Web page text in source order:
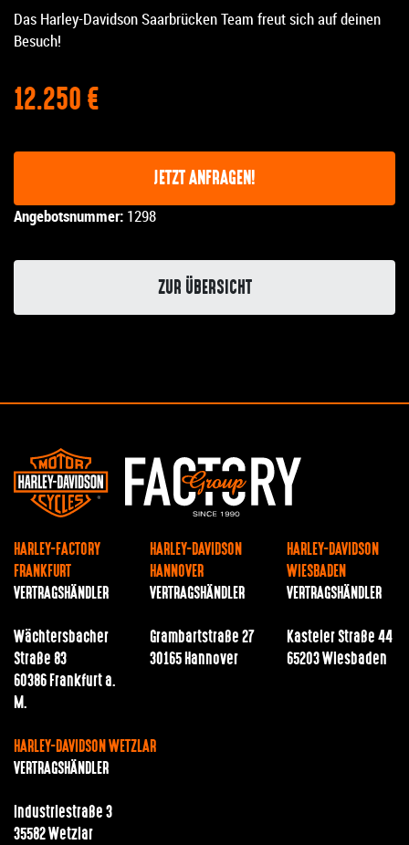
Das Harley-Davidson Saarbrücken Team freut sich auf deinen
Besuch!
12.250 €
JETZT ANFRAGEN!
Angebotsnummer: 1298
ZUR ÜBERSICHT
HARLEY-FACTORY
FRANKFURT
VERTRAGSHÄNDLER
Wächtersbacher
Straße 83
60386 Frankfurt a.
M.
HARLEY-DAVIDSON
HANNOVER
VERTRAGSHÄNDLER
Grambartstraße 27
30165 Hannover
HARLEY-DAVIDSON
WIESBADEN
VERTRAGSHÄNDLER
Kasteler Straße 44
65203 Wiesbaden
HARLEY-DAVIDSON WETZLAR
VERTRAGSHÄNDLER
Industriestraße 3
35582 Wetzlar